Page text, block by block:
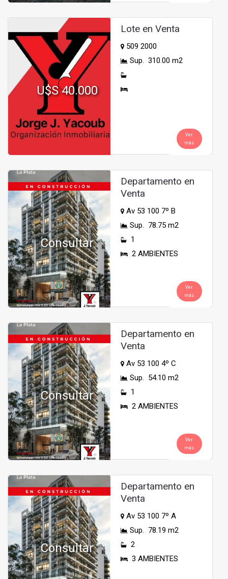
U$S 40.000
Lote en Venta
509 2000
Sup. 310.00 m2
Ver
más
Consultar
Departamento en
Venta
Av 53 100 7º B
Sup. 78.75 m2
1
2 AMBIENTES
Ver
más
Consultar
Departamento en
Venta
Av 53 100 4º C
Sup. 54.10 m2
1
2 AMBIENTES
Ver
más
Consultar
Departamento en
Venta
Av 53 100 7º A
Sup. 78.19 m2
2
3 AMBIENTES